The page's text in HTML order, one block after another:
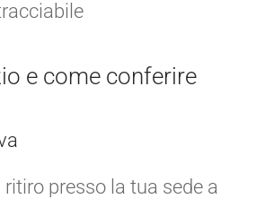
e come conferire
presso la tua sede a